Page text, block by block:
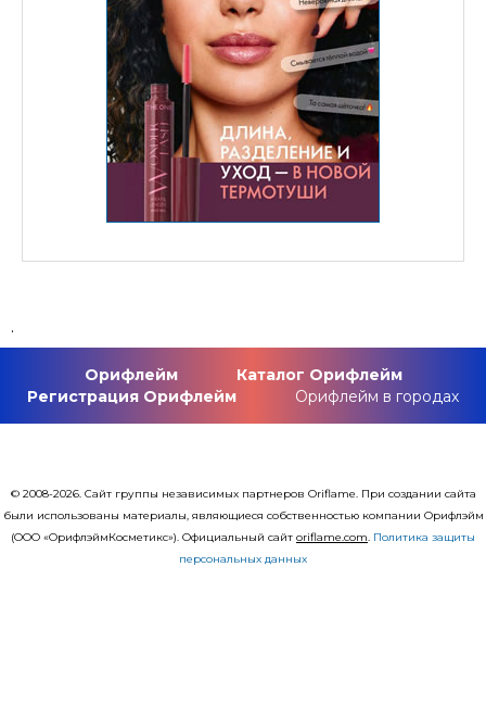
.
Орифлейм
Каталог Орифлейм
Регистрация Орифлейм
Орифлейм в городах
© 2008-2026. Сайт группы независимых партнеров Oriflame. При создании сайта
были использованы материалы, являющиеся собственностью компании Орифлэйм
(ООО «ОрифлэймКосметикс»). Официальный сайт оriflаme.com. Политика защиты
персональных данных